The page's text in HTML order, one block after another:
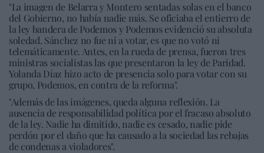
"La imagen de Belarra y Montero sentadas solas en el banco
del Gobierno, no había nadie más. Se oficiaba el entierro de
la ley bandera de Podemos y Podemos evidenció su absoluta
soledad. Sánchez no fue ni a votar, es que no votó ni
telemáticamente. Antes, en la rueda de prensa, fueron tres
ministras socialistas las que presentaron la ley de Paridad.
Yolanda Díaz hizo acto de presencia solo para votar con su
grupo, Podemos, en contra de la reforma".
"Además de las imágenes, queda alguna reflexión. La
ausencia de responsabilidad política por el fracaso absoluto
de la ley. Nadie ha dimitido, nadie es cesado, nadie pide
perdón por el daño que ha causado a la sociedad las rebajas
de condenas a violadores".